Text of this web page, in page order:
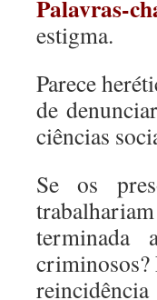
Palavras-
estigma.
Parece
de
ciências
Se os
terminada
criminosos?